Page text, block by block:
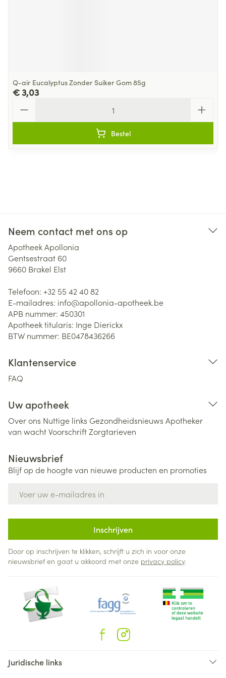
Q-air Eucalyptus Zonder Suiker Gom 85g
€ 3,03
Bestel
Neem contact met ons op
Apotheek Apollonia
Gentsestraat 60
9660 Brakel Elst
Telefoon: +32 55 42 40 82
E-mailadres: info@apollonia-apotheek.be
APB nummer: 450301
Apotheek titularis: Inge Dierickx
BTW nummer: BE0478436266
Klantenservice
FAQ
Uw apotheek
Over ons Nuttige links Gezondheidsnieuws Apotheker
van wachtVoorschriftZorgtarieven
Nieuwsbrief
Blijf op de hoogte van nieuwe producten en promoties
Inschrijven
Door op inschrijven te klikken, schrijft u zich in voor onze
nieuwsbrief en gaat u akkoord met onze privacy policy.
Juridische links